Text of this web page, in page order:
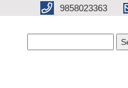
9858023363